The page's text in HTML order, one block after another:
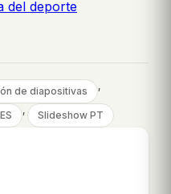
del deporte
de diapositivas ,
, Slideshow PT